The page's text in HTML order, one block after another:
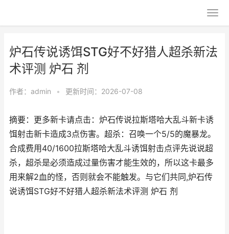
炉石传说诱饵STG好不好猎人超杀新法
术评测 炉石 剂
作者： admin • 更新时间：2026-07-08
摘要：更多新卡请点击：炉石传说拉斯塔哈大乱斗新卡诱
饵射击新卡造成3点伤害。超杀：召唤一个5/5的魔暴龙。
合成费用40/1600拉斯塔哈大乱斗诱饵射击点评先说说超
杀，超杀是必须造成过量伤害才能生效的，所以这卡最多
用来解2血的怪，否则就会不能触发。与它们共同,炉石传
说诱饵STG好不好猎人超杀新法术评测 炉石 剂